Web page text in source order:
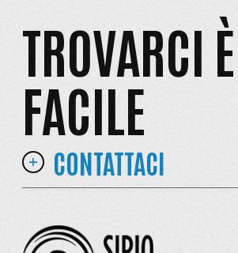
TROVARCI È
FACILE
CONTATTACI